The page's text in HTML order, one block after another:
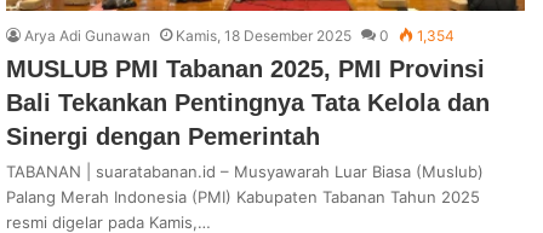
Arya Adi Gunawan Kamis, 18 Desember 2025 0 1,354
MUSLUB PMI Tabanan 2025, PMI Provinsi
Bali Tekankan Pentingnya Tata Kelola dan
Sinergi dengan Pemerintah
TABANAN | suaratabanan.id – Musyawarah Luar Biasa (Muslub)
Palang Merah Indonesia (PMI) Kabupaten Tabanan Tahun 2025
resmi digelar pada Kamis,…